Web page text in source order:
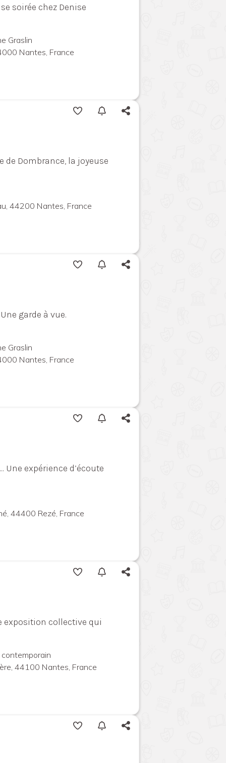
soirée chez Denise
Graslin
Nantes, France
de Dombrance, la joyeuse
44200 Nantes, France
garde à vue.
Graslin
Nantes, France
Une expérience d’écoute
44400 Rezé, France
exposition collective qui
44100 Nantes, France